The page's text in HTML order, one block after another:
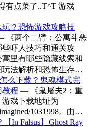
有点菜了..T^T 游戏
玩？恐怖游戏攻略技
《两个二臂：公寓斗恶
吓人技巧和通关攻
里有哪些隐藏线索和
玩法解析和恐怖生存…
么下载？鬼魂模式完
程 — 《鬼屠夫2：重
戏下载地址为
1031998。由…
In Falsus】Ghost Ray